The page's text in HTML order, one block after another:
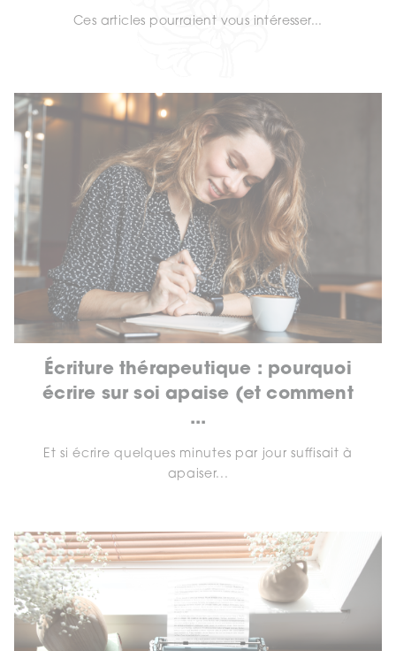
Ces articles pourraient vous intéresser...
Écriture thérapeutique : pourquoi
écrire sur soi apaise (et comment
...
Et si écrire quelques minutes par jour suffisait à
apaiser...